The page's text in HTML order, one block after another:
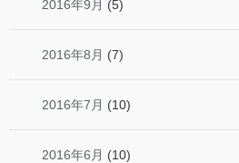
2016年9月 (5)
2016年8月 (7)
2016年7月 (10)
2016年6月 (10)